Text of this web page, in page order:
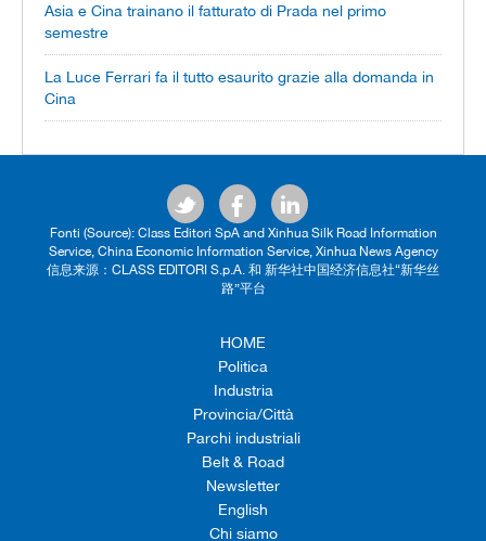
Asia e Cina trainano il fatturato di Prada nel primo
semestre
La Luce Ferrari fa il tutto esaurito grazie alla domanda in
Cina
Fonti (Source): Class Editori SpA and Xinhua Silk Road Information
Service, China Economic Information Service, Xinhua News Agency
信息来源：CLASS EDITORI S.p.A. 和 新华社中国经济信息社“新华丝
路”平台
HOME
Politica
Industria
Provincia/Città
Parchi industriali
Belt & Road
Newsletter
English
Chi siamo